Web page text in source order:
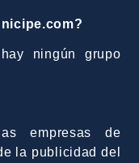
ningún grupo
empresas de
la publicidad del